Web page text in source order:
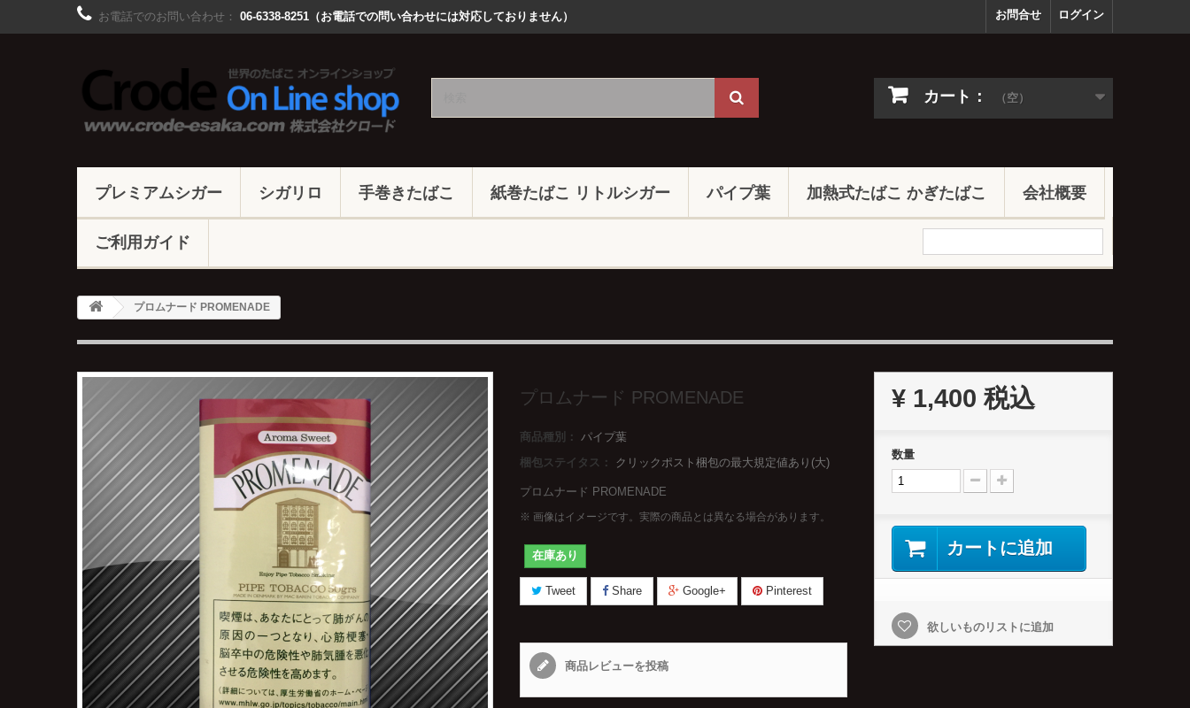
ログイン
お問合せ
お電話でのお問い合わせ： 06-6338-8251（お電話での問い合わせには対応しておりません）
カート： （空）
プレミアムシガー シガリロ 手巻きたばこ 紙巻たばこ リトルシガー パイプ葉 加熱式たばこ かぎたばこ 会社概要
ご利用ガイド
プロムナード PROMENADE
プロムナード PROMENADE
商品種別：
パイプ葉
梱包ステイタス：
クリックポスト梱包の最大規定値あり(大)
プロムナード PROMENADE
※ 画像はイメージです。実際の商品とは異なる場合があります。
在庫あり
Tweet Share Google+ Pinterest
商品レビューを投稿
¥ 1,400 税込
数量
カートに追加
欲しいものリストに追加